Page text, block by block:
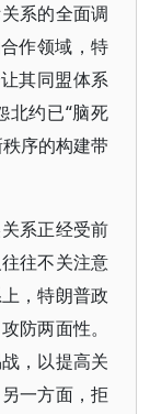
系的全面调
作领域，特
其同盟体系
北约已“脑死
序的构建带
系正经受前
往不关注意
，特朗普政
防两面性。
，以提高关
一方面，拒